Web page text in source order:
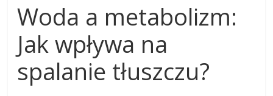
Woda a metabolizm:
Jak wpływa na
spalanie tłuszczu?